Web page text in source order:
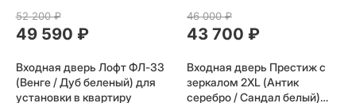
52 200 ₽
49 590 ₽
Входная дверь Лофт ФЛ-33
(Венге / Дуб беленый) для
установки в квартиру
46 000 ₽
43 700 ₽
Входная дверь Престиж с
зеркалом 2XL (Антик
серебро / Сандал белый)